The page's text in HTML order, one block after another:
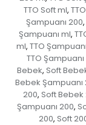
TTO Soft ml,
Şampuanı 200,
Şampuanı ml,
ml, TTO Şampuanı
TTO
Bebek, Soft
Bebek Şampuanı
200, Soft Bebek
Şampuanı 200,
200, Soft